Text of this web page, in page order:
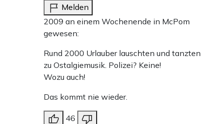
Melden
2009 an einem Wochenende in McPom
gewesen:
Rund 2000 Urlauber lauschten und tanzten
zu Ostalgiemusik. Polizei? Keine!
Wozu auch!
Das kommt nie wieder.
46